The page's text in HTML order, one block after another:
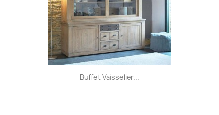
Buffet Vaisselier...